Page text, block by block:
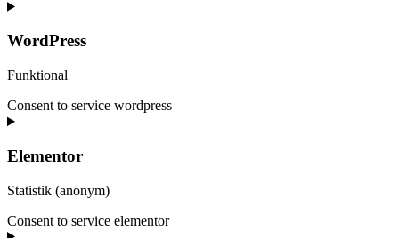
WordPress
Funktional
Consent to service wordpress
Elementor
Statistik (anonym)
Consent to service elementor